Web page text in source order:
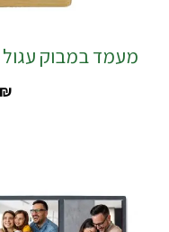
מעמד במבוק עגול
₪